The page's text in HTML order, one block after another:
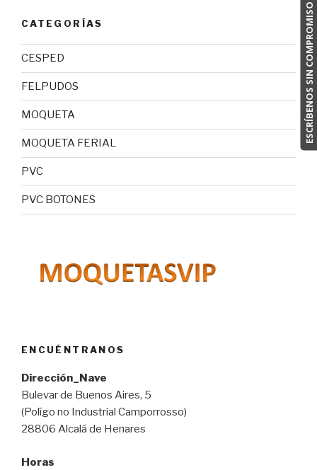
CATEGORÍAS
CESPED
FELPUDOS
MOQUETA
MOQUETA FERIAL
PVC
PVC BOTONES
ENCUÉNTRANOS
Dirección_Nave
Bulevar de Buenos Aires, 5
(Polígo no Industrial Camporrosso)
28806 Alcalá de Henares
Horas
ESCRÍBENOS SIN COMPROMISO